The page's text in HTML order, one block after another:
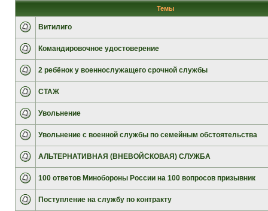
Темы
Витилиго
Командировочное удостоверение
2 ребёнок у военнослужащего срочной службы
СТАЖ
Увольнение
Увольнение с военной службы по семейным обстоятельства
АЛЬТЕРНАТИВНАЯ (ВНЕВОЙСКОВАЯ) СЛУЖБА
100 ответов Минобороны России на 100 вопросов призывник
Поступление на службу по контракту